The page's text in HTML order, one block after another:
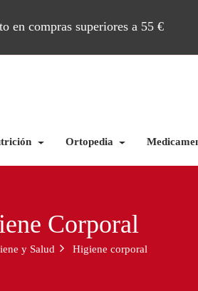
en compras superiores a 55 €
Ortopedia
Corporal
y Salud Higiene corporal